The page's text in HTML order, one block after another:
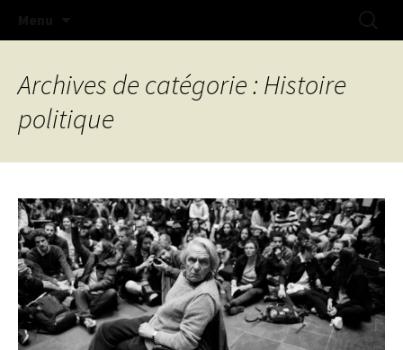
Archives de catégorie : Histoire
politique